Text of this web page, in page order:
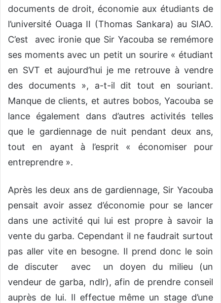
documents de droit, économie aux étudiants de
l’université Ouaga II (Thomas Sankara) au SIAO.
C’est avec ironie que Sir Yacouba se remémore
ses moments avec un petit un sourire « étudiant
en SVT et aujourd’hui je me retrouve à vendre
des documents », a-t-il dit tout en souriant.
Manque de clients, et autres bobos, Yacouba se
lance également dans d’autres activités telles
que le gardiennage de nuit pendant deux ans,
tout en ayant à l’esprit « économiser pour
entreprendre ».
Après les deux ans de gardiennage, Sir Yacouba
pensait avoir assez d’économie pour se lancer
dans une activité qui lui est propre à savoir la
vente du garba. Cependant il ne faudrait surtout
pas aller vite en besogne. Il prend donc le soin
de discuter avec un doyen du milieu (un
vendeur de garba, ndlr), afin de prendre conseil
auprès de lui. Il effectue même un stage d’une